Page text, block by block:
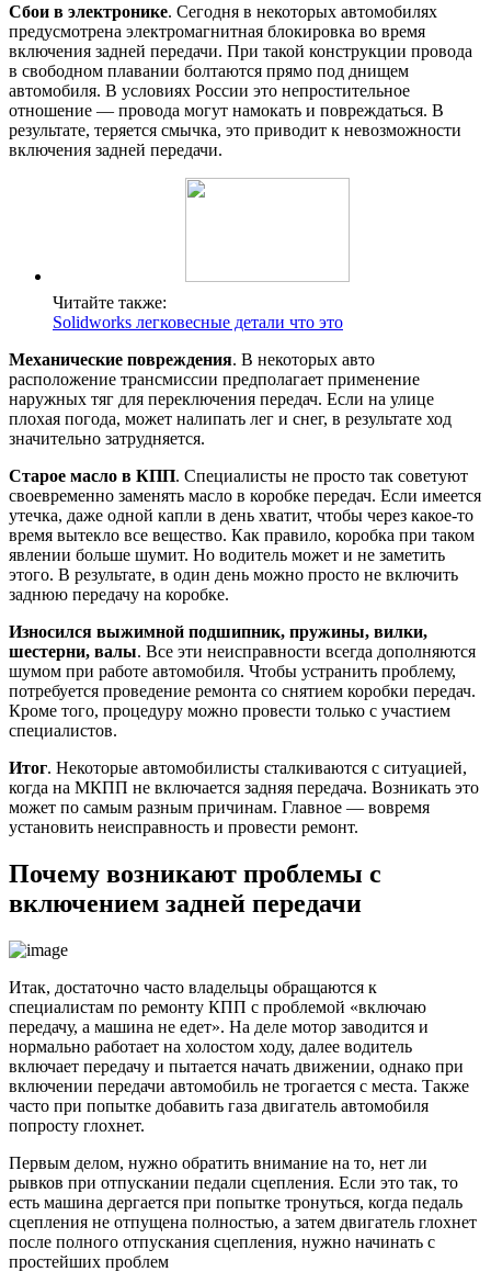
Сбои в электронике. Сегодня в некоторых автомобилях
предусмотрена электромагнитная блокировка во время
включения задней передачи. При такой конструкции провода
в свободном плавании болтаются прямо под днищем
автомобиля. В условиях России это непростительное
отношение — провода могут намокать и повреждаться. В
результате, теряется смычка, это приводит к невозможности
включения задней передачи.
Читайте также:
Solidworks легковесные детали что это
Механические повреждения. В некоторых авто
расположение трансмиссии предполагает применение
наружных тяг для переключения передач. Если на улице
плохая погода, может налипать лег и снег, в результате ход
значительно затрудняется.
Старое масло в КПП. Специалисты не просто так советуют
своевременно заменять масло в коробке передач. Если имеется
утечка, даже одной капли в день хватит, чтобы через какое-то
время вытекло все вещество. Как правило, коробка при таком
явлении больше шумит. Но водитель может и не заметить
этого. В результате, в один день можно просто не включить
заднюю передачу на коробке.
Износился выжимной подшипник, пружины, вилки,
шестерни, валы. Все эти неисправности всегда дополняются
шумом при работе автомобиля. Чтобы устранить проблему,
потребуется проведение ремонта со снятием коробки передач.
Кроме того, процедуру можно провести только с участием
специалистов.
Итог. Некоторые автомобилисты сталкиваются с ситуацией,
когда на МКПП не включается задняя передача. Возникать это
может по самым разным причинам. Главное — вовремя
установить неисправность и провести ремонт.
Почему возникают проблемы с
включением задней передачи
Итак, достаточно часто владельцы обращаются к
специалистам по ремонту КПП с проблемой «включаю
передачу, а машина не едет». На деле мотор заводится и
нормально работает на холостом ходу, далее водитель
включает передачу и пытается начать движении, однако при
включении передачи автомобиль не трогается с места. Также
часто при попытке добавить газа двигатель автомобиля
попросту глохнет.
Первым делом, нужно обратить внимание на то, нет ли
рывков при отпускании педали сцепления. Если это так, то
есть машина дергается при попытке тронуться, когда педаль
сцепления не отпущена полностью, а затем двигатель глохнет
после полного отпускания сцепления, нужно начинать с
простейших проблем